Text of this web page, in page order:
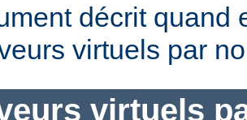
décrit quand
virtuels par
virtuels